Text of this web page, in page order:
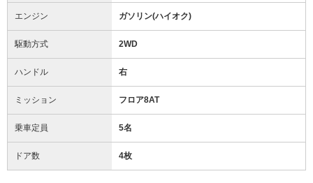
エンジン ガソリン(ハイオク)
駆動方式 2WD
ハンドル 右
ミッション フロア8AT
乗車定員 5名
ドア数 4枚